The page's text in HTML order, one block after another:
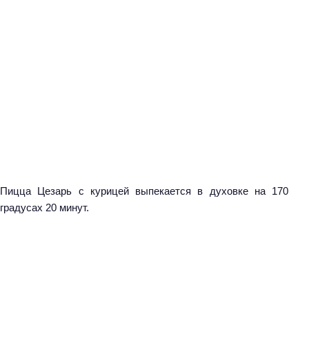
Пицца Цезарь с курицей выпекается в духовке на 170
градусах 20 минут.